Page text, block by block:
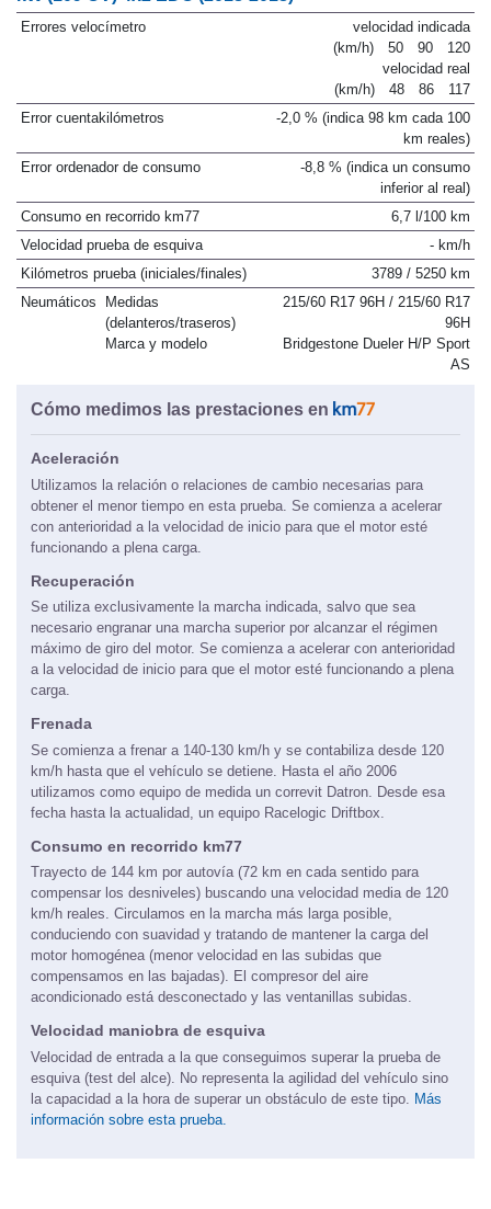
Errores velocímetro
velocidad indicada
(km/h)
50 90
120
velocidad real
(km/h)
48 86
117
Error cuentakilómetros
-2,0 % (indica 98 km cada 100
km reales)
Error ordenador de consumo
-8,8 % (indica un consumo
inferior al real)
Consumo en recorrido km77
6,7 l/100 km
Velocidad prueba de esquiva
- km/h
Kilómetros prueba (iniciales/finales)
3789 / 5250 km
Neumáticos
Medidas
(delanteros/traseros)
Marca y modelo
215/60 R17 96H / 215/60 R17
96H
Bridgestone Dueler H/P Sport
AS
Cómo medimos las prestaciones en
Aceleración
Utilizamos la relación o relaciones de cambio necesarias para
obtener el menor tiempo en esta prueba. Se comienza a acelerar
con anterioridad a la velocidad de inicio para que el motor esté
funcionando a plena carga.
Recuperación
Se utiliza exclusivamente la marcha indicada, salvo que sea
necesario engranar una marcha superior por alcanzar el régimen
máximo de giro del motor. Se comienza a acelerar con anterioridad
a la velocidad de inicio para que el motor esté funcionando a plena
carga.
Frenada
Se comienza a frenar a 140-130 km/h y se contabiliza desde 120
km/h hasta que el vehículo se detiene. Hasta el año 2006
utilizamos como equipo de medida un correvit Datron. Desde esa
fecha hasta la actualidad, un equipo Racelogic Driftbox.
Consumo en recorrido km77
Trayecto de 144 km por autovía (72 km en cada sentido para
compensar los desniveles) buscando una velocidad media de 120
km/h reales. Circulamos en la marcha más larga posible,
conduciendo con suavidad y tratando de mantener la carga del
motor homogénea (menor velocidad en las subidas que
compensamos en las bajadas). El compresor del aire
acondicionado está desconectado y las ventanillas subidas.
Velocidad maniobra de esquiva
Velocidad de entrada a la que conseguimos superar la prueba de
esquiva (test del alce). No representa la agilidad del vehículo sino
la capacidad a la hora de superar un obstáculo de este tipo. Más
información sobre esta prueba.